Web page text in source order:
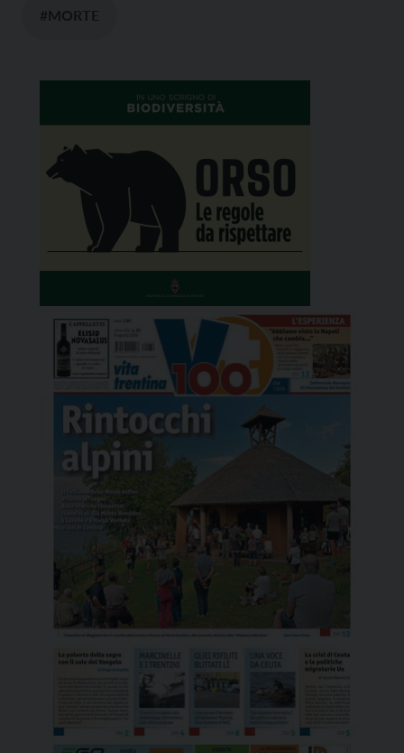
#MORTE